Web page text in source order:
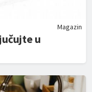
Magazin
u